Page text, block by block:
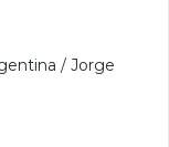
/ Jorge